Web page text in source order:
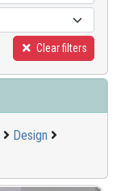
Clear filters
Design